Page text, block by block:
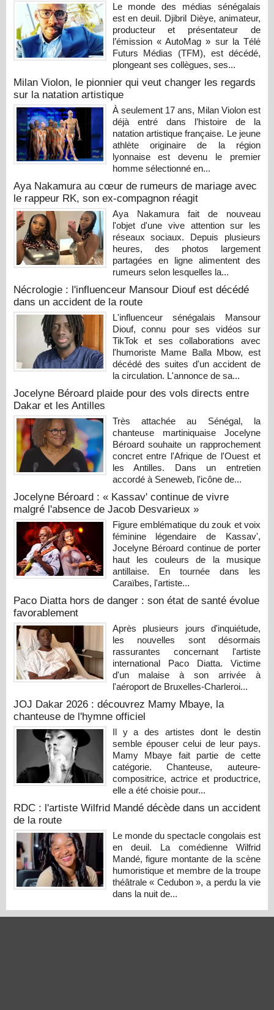
Le monde des médias sénégalais
est en deuil. Djibril Dièye, animateur,
producteur et présentateur de
l’émission « AutoMag » sur la Télé
Futurs Médias (TFM), est décédé,
plongeant ses collègues, ses...
Milan Violon, le pionnier qui veut changer les regards
sur la natation artistique
À seulement 17 ans, Milan Violon est
déjà entré dans l’histoire de la
natation artistique française. Le jeune
athlète originaire de la région
lyonnaise est devenu le premier
homme sélectionné en...
Aya Nakamura au cœur de rumeurs de mariage avec
le rappeur RK, son ex-compagnon réagit
Aya Nakamura fait de nouveau
l'objet d'une vive attention sur les
réseaux sociaux. Depuis plusieurs
heures, des photos largement
partagées en ligne alimentent des
rumeurs selon lesquelles la...
Nécrologie : l'influenceur Mansour Diouf est décédé
dans un accident de la route
L'influenceur sénégalais Mansour
Diouf, connu pour ses vidéos sur
TikTok et ses collaborations avec
l'humoriste Mame Balla Mbow, est
décédé des suites d'un accident de
la circulation. L'annonce de sa...
Jocelyne Béroard plaide pour des vols directs entre
Dakar et les Antilles
Très attachée au Sénégal, la
chanteuse martiniquaise Jocelyne
Béroard souhaite un rapprochement
concret entre l'Afrique de l'Ouest et
les Antilles. Dans un entretien
accordé à Seneweb, l'icône de...
Jocelyne Béroard : « Kassav' continue de vivre
malgré l'absence de Jacob Desvarieux »
Figure emblématique du zouk et voix
féminine légendaire de Kassav',
Jocelyne Béroard continue de porter
haut les couleurs de la musique
antillaise. En tournée dans les
Caraïbes, l'artiste...
Paco Diatta hors de danger : son état de santé évolue
favorablement
Après plusieurs jours d'inquiétude,
les nouvelles sont désormais
rassurantes concernant l'artiste
international Paco Diatta. Victime
d'un malaise à son arrivée à
l'aéroport de Bruxelles-Charleroi...
JOJ Dakar 2026 : découvrez Mamy Mbaye, la
chanteuse de l'hymne officiel
Il y a des artistes dont le destin
semble épouser celui de leur pays.
Mamy Mbaye fait partie de cette
catégorie. Chanteuse, auteure-
compositrice, actrice et productrice,
elle a été choisie pour...
RDC : l'artiste Wilfrid Mandé décède dans un accident
de la route
Le monde du spectacle congolais est
en deuil. La comédienne Wilfrid
Mandé, figure montante de la scène
humoristique et membre de la troupe
théâtrale « Cedubon », a perdu la vie
dans la nuit de...